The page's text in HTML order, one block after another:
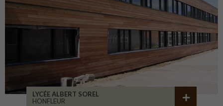
LYCÉE ALBERT SOREL
HONFLEUR